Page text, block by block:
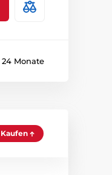
24 Monate
Kaufen